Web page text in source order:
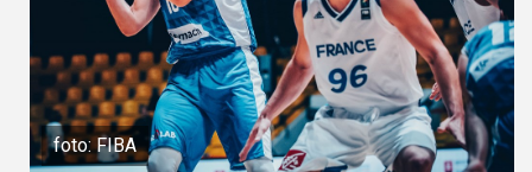
foto: FIBA